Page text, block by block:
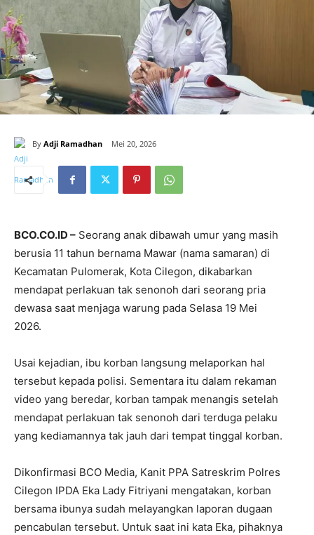
By Adji Ramadhan Mei 20, 2026
BCO.CO.ID – Seorang anak dibawah umur yang masih
berusia 11 tahun bernama Mawar (nama samaran) di
Kecamatan Pulomerak, Kota Cilegon, dikabarkan
mendapat perlakuan tak senonoh dari seorang pria
dewasa saat menjaga warung pada Selasa 19 Mei
2026.
Usai kejadian, ibu korban langsung melaporkan hal
tersebut kepada polisi. Sementara itu dalam rekaman
video yang beredar, korban tampak menangis setelah
mendapat perlakuan tak senonoh dari terduga pelaku
yang kediamannya tak jauh dari tempat tinggal korban.
Dikonfirmasi BCO Media, Kanit PPA Satreskrim Polres
Cilegon IPDA Eka Lady Fitriyani mengatakan, korban
bersama ibunya sudah melayangkan laporan dugaan
pencabulan tersebut. Untuk saat ini kata Eka, pihaknya